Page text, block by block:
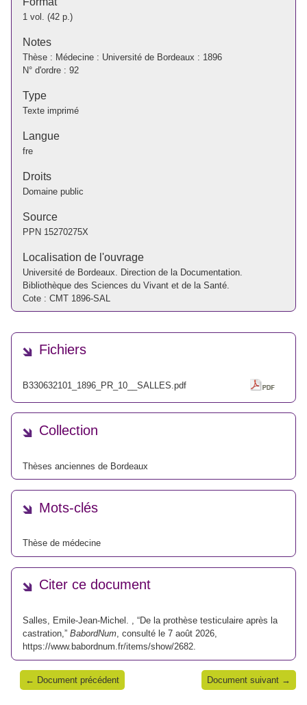
1 vol. (42 p.)
Notes
Thèse : Médecine : Université de Bordeaux : 1896
N° d'ordre : 92
Type
Texte imprimé
Langue
fre
Droits
Domaine public
Source
PPN 15270275X
Localisation de l'ouvrage
Université de Bordeaux. Direction de la Documentation.
Bibliothèque des Sciences du Vivant et de la Santé.
Cote : CMT 1896-SAL
Fichiers
B330632101_1896_PR_10__SALLES.pdf
Collection
Thèses anciennes de Bordeaux
Mots-clés
Thèse de médecine
Citer ce document
Salles, Emile-Jean-Michel. , “De la prothèse testiculaire après la
castration,” BabordNum , consulté le 7 août 2026,
https://www.babordnum.fr/items/show/2682
← Document précédent Document suivant →